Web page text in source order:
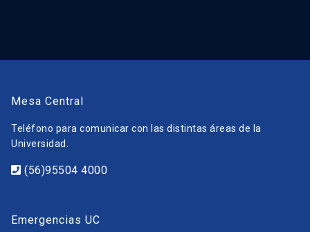
Mesa Central
Teléfono para comunicar con las distintas áreas de la
Universidad.
(56)95504 4000
Emergencias UC